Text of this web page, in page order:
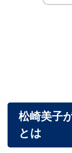
松崎美子
とは